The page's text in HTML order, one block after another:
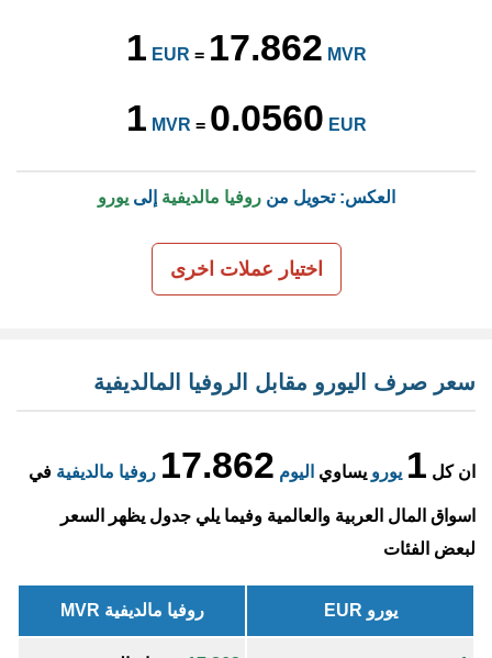
1 EUR = 17.862 MVR
1 MVR = 0.0560 EUR
العكس: تحويل منروفيا مالديفية إلىيورو
اختيار عملات اخرى
سعر صرف اليورو مقابل الروفيا المالديفية
ان كل 1 يورو يساوي اليوم 17.862 روفيا مالديفية في
اسواق المال العربية والعالمية وفيما يلي جدول يظهر السعر
لبعض الفئات
يورو EUR روفيا مالديفية MVR